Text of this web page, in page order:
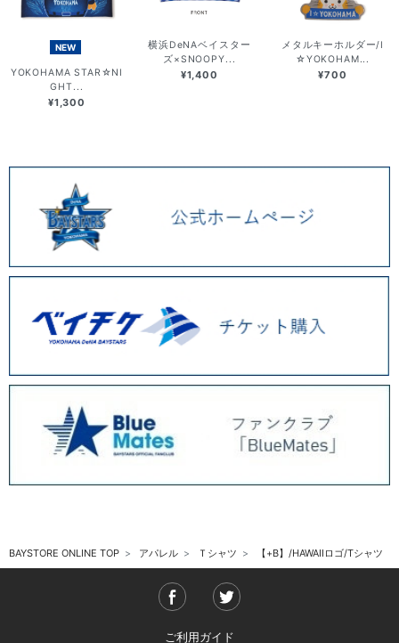
NEW
YOKOHAMA STAR☆NI
GHT...
¥1,300
横浜DeNAベイスター
ズ×SNOOPY...
¥1,400
メタルキーホルダー/I
☆YOKOHAM...
¥700
BAYSTORE ONLINE TOP アパレル Ｔシャツ 【+B】/HAWAIIロゴ/Tシャツ
ご利用ガイド